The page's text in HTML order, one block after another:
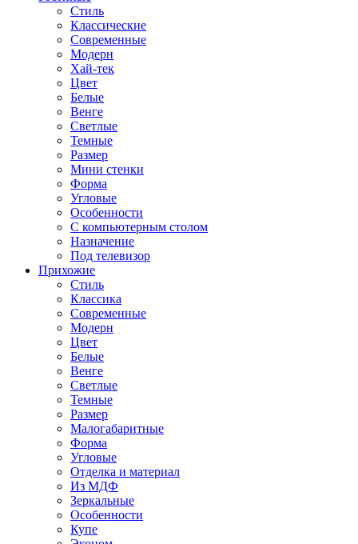
Стиль
Классические
Современные
Модерн
Хай-тек
Цвет
Белые
Венге
Светлые
Темные
Размер
Мини стенки
Форма
Угловые
Особенности
С компьютерным столом
Назначение
Под телевизор
Прихожие
Стиль
Классика
Современные
Модерн
Цвет
Белые
Венге
Светлые
Темные
Размер
Малогабаритные
Форма
Угловые
Отделка и материал
Из МДФ
Зеркальные
Особенности
Купе